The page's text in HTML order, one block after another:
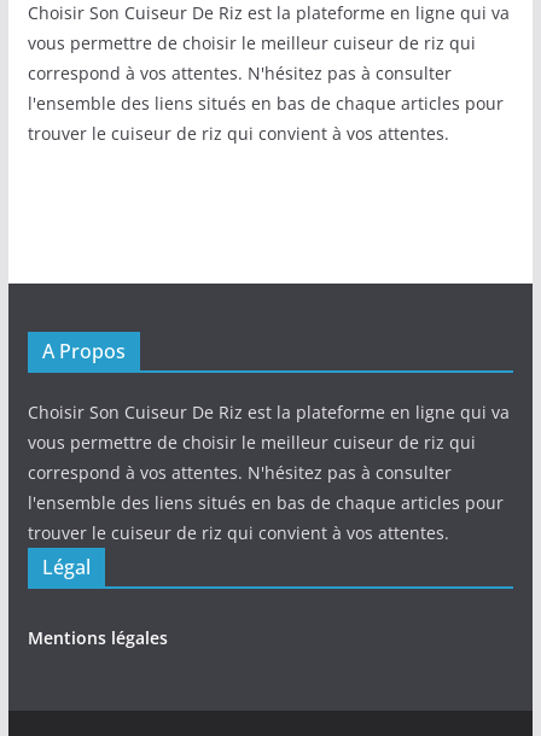
Choisir Son Cuiseur De Riz est la plateforme en ligne qui va
vous permettre de choisir le meilleur cuiseur de riz qui
correspond à vos attentes. N'hésitez pas à consulter
l'ensemble des liens situés en bas de chaque articles pour
trouver le cuiseur de riz qui convient à vos attentes.
A Propos
Choisir Son Cuiseur De Riz est la plateforme en ligne qui va
vous permettre de choisir le meilleur cuiseur de riz qui
correspond à vos attentes. N'hésitez pas à consulter
l'ensemble des liens situés en bas de chaque articles pour
trouver le cuiseur de riz qui convient à vos attentes.
Légal
Mentions légales